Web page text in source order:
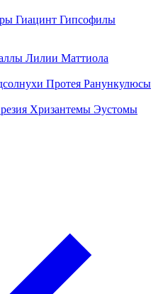
Гиацинт Гипсофилы
Лилии Маттиола
Протея Ранункулюсы
Хризантемы Эустомы